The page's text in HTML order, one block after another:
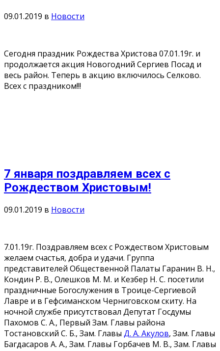
09.01.2019 в Новости
Сегодня праздник Рождества Христова 07.01.19г. и
продолжается акция Новогодний Сергиев Посад и
весь район. Теперь в акцию включилось Селково.
Всех с праздником!!!
7 января поздравляем всех с
Рождеством Христовым!
09.01.2019 в Новости
7.01.19г. Поздравляем всех с Рождеством Христовым
желаем счастья, добра и удачи. Группа
представителей Общественной Палаты Гаранин В. Н.,
Кондин Р. В., Олешков М. М. и Кезбер Н. С. посетили
праздничные Богослужения в Троице-Сергиевой
Лавре и в Гефсиманском Черниговском скиту. На
ночной службе присутствовал Депутат Госдумы
Пахомов С. А., Первый Зам. Главы района
Тостановский С. Б., Зам. Главы Д. А. Акулов, Зам. Главы
Багдасаров А. А., Зам. Главы Горбачев М. В., Зам. Главы